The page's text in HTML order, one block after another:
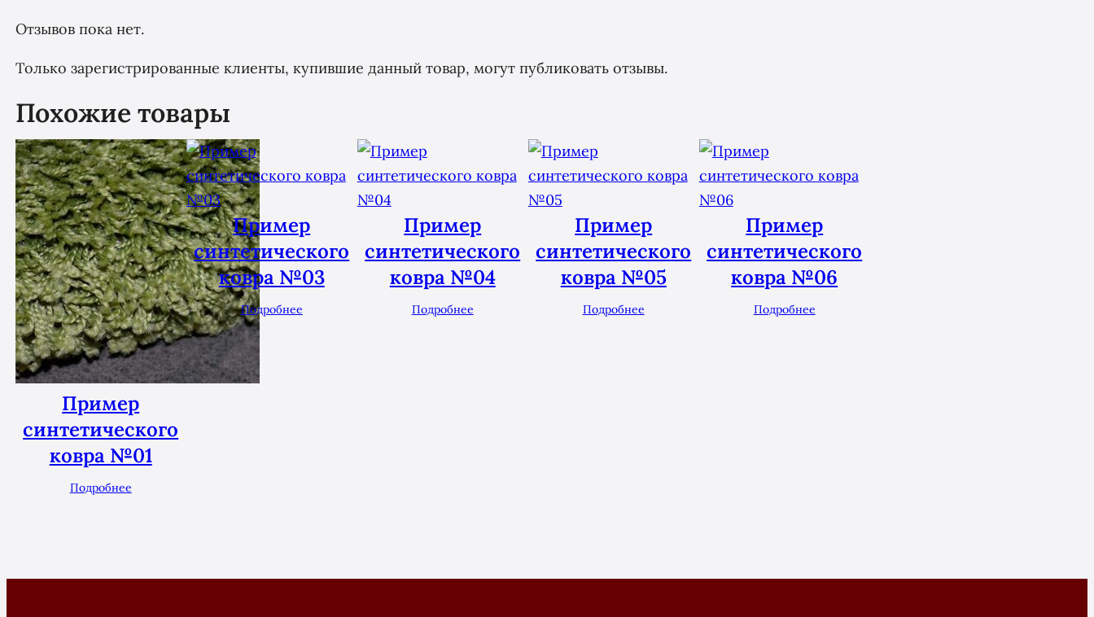
Отзывов пока нет.
Только зарегистрированные клиенты, купившие данный товар, могут публиковать отзывы.
Похожие товары
Пример
синтетического
ковра №01
Подробнее
Пример
синтетического
ковра №03
Подробнее
Пример
синтетического
ковра №04
Подробнее
Пример
синтетического
ковра №05
Подробнее
Пример
синтетического
ковра №06
Подробнее